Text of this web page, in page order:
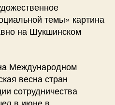
темы» картина
на Шукшинском
Международном
весна стран
сотрудничества
в июне в